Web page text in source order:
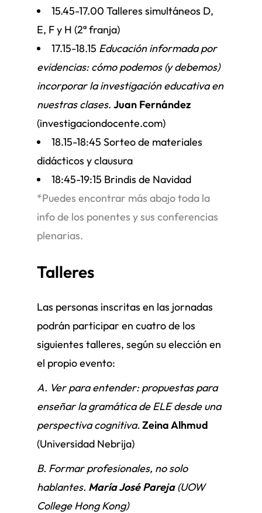
15.45-17.00 Talleres simultáneos D,
E, F y H (2ª franja)
17.15-18.15 Educación informada por
evidencias: cómo podemos (y debemos)
incorporar la investigación educativa en
nuestras clases.Juan Fernández
(investigaciondocente.com)
18.15-18:45 Sorteo de materiales
didácticos y clausura
18:45-19:15 Brindis de Navidad
*Puedes encontrar más abajo toda la
info de los ponentes y sus conferencias
plenarias.
Talleres
Las personas inscritas en las jornadas
podrán participar en cuatro de los
siguientes talleres, según su elección en
el propio evento:
A. Ver para entender: propuestas para
enseñar la gramática de ELE desde una
perspectiva cognitiva. Zeina Alhmud
(Universidad Nebrija)
B. Formar profesionales, no solo
hablantes. María José Pareja(UOW
College Hong Kong)